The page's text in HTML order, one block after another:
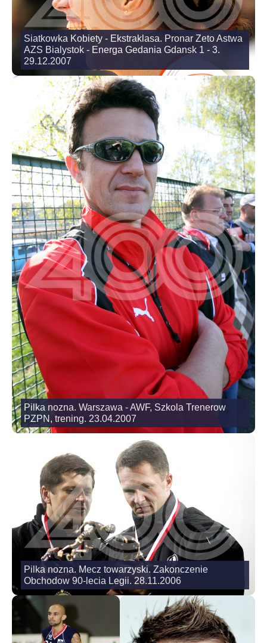
Siatkowka Kobiety - Ekstraklasa. Pronar Zeto Astwa
AZS Bialystok - Energa Gedania Gdansk 1 - 3.
29.12.2007
Pilka nozna. Warszawa - AWF, Szkola Trenerow
PZPN, trening. 23.04.2007
Pilka nozna. Mecz towarzyski. Zakonczenie
Obchodow 90-lecia Legii. 28.11.2006